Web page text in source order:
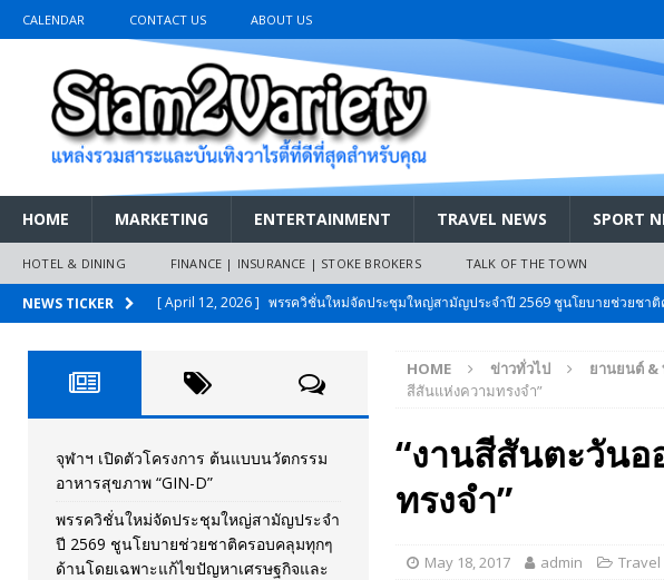
CALENDAR CONTACT US ABOUT US
HOME MARKETING ENTERTAINMENT TRAVEL NEWS SPORT
HOTEL & DINING FINANCE | INSURANCE | STOKE BROKERS TALK OF THE TOWN
NEWS TICKER [ April 12, 2026 ] พรรควิชั่นใหม่จัดประชุมใหญ่สามัญประจำปี 2569 ชูนโยบายช่วยชา
[ March 26, 2026 ]
เริ่มแล้วงานมหกรรมยานยนต์ The 47th Bangkok International
เมย.2569
AUTO NEWS
[ February 10, 2026 ] นครปฐมส้มไม่แผ่ว แต่บ้านใหญ่ผนึกกำลัง สกัด!! เจาะสนามเจดีย์
วันที่สายอนุรักษ์นิยมเลิกรบกันเอง
PR NEWS
[ November 26, 2025 ] i-Motor เปิดตัว BREEZE ปักธงผู้นำ EV สองล้อที่เข้าใจผู้ใช้ไทย
[ April 30, 2026 ] จุฬาฯ เปิดตัวโครงการ ต้นแบบนวัตกรรมอาหารสุขภาพ “GIN-D”
HOME ข่าวทั่วไป ยานยนต์ &
สีสันแห่งความทรงจำ”
“งานสีสันตะวัน
ทรงจำ”
May 18, 2017 admin
จุฬาฯ เปิดตัวโครงการ ต้นแบบนวัตกรรม
อาหารสุขภาพ “GIN-D”
พรรควิชั่นใหม่จัดประชุมใหญ่สามัญประจำ
ปี 2569 ชูนโยบายช่วยชาติครอบคลุมทุกๆ
ด้านโดยเฉพาะแก้ไขปัญหาเศรษฐกิจและ